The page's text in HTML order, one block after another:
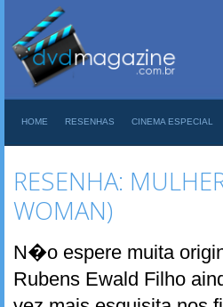
HOME RESENHAS CINEMA ESPECIAL
RESENHA:
WOMAN)
N�o espere muita
Rubens Ewald Filho